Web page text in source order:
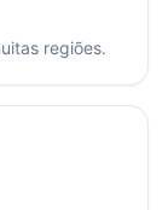
regiões.